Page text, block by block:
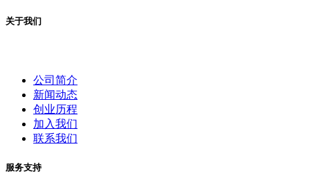
关于我们
公司简介
新闻动态
创业历程
加入我们
联系我们
服务支持